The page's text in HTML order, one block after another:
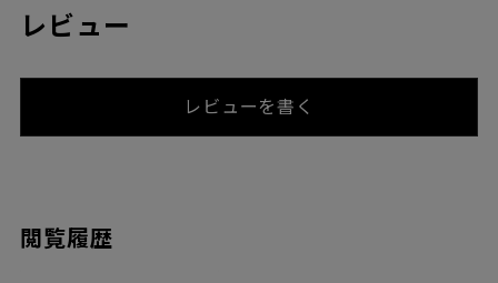
レビュー
レビューを書く
閲覧履歴